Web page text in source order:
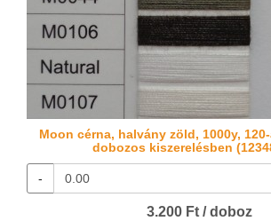
Moon cérna, halvány zöld, 1000y,
dobozos kiszerelésben
-
3.200 Ft / doboz